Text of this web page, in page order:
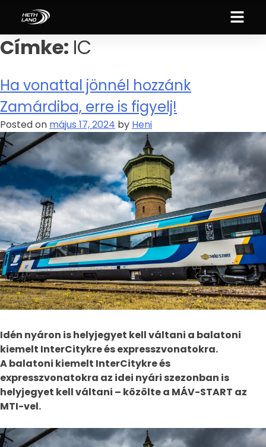
Címke: IC
Ha vonattal jönnél hozzánk
Zamárdiba, erre is figyelj!
Posted on május 17, 2024 by Heni
Idén nyáron is helyjegyet kell váltani a balatoni
kiemelt InterCitykre és expresszvonatokra.
A balatoni kiemelt InterCitykre és
expresszvonatokra az idei nyári szezonban is
helyjegyet kell váltani – közölte a MÁV-START az
MTI-vel.